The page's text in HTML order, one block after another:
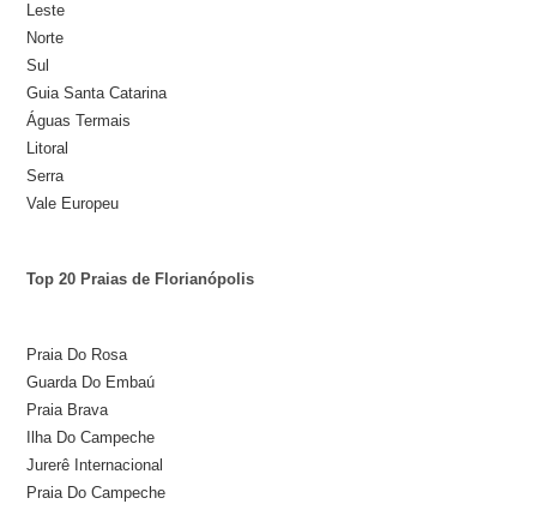
Leste
Norte
Sul
Guia Santa Catarina
Águas Termais
Litoral
Serra
Vale Europeu
Top 20 Praias de Florianópolis
Praia Do Rosa
Guarda Do Embaú
Praia Brava
Ilha Do Campeche
Jurerê Internacional
Praia Do Campeche